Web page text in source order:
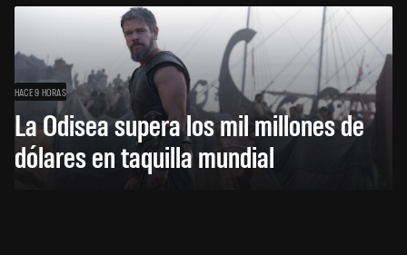
HACE 9 HORAS
La Odisea supera los mil millones de
dólares en taquilla mundial